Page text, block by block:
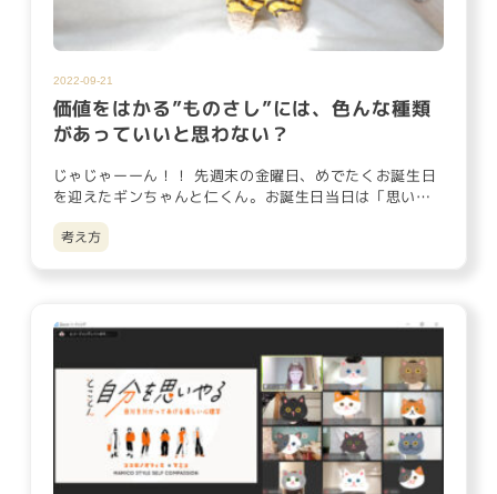
2022-09-21
価値をはかる”ものさし”には、色んな種類
があっていいと思わない？
じゃじゃーーん！！ 先週末の金曜日、めでたくお誕生日
を迎えたギンちゃんと仁くん。お誕生日当日は「思いや
り講座」でバタバタ…
考え方